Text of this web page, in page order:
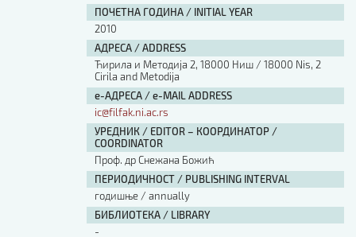
ПРЕТРАГА ИЗДАЊА
Наслов или део наслова
ПОЧЕТНА ГОДИНА / INITIAL YEAR
2010
АДРЕСА / ADDRESS
Ћирила и Методија 2, 18000 Ниш / 18000 Nis, 2
Cirila and Metodija
е-АДРЕСА / e-MAIL ADDRESS
ic@filfak.ni.ac.rs
УРЕДНИК / EDITOR – КООРДИНАТОР /
COORDINATOR
Проф. др Снежана Божић
ПЕРИОДИЧНОСТ / PUBLISHING INTERVAL
годишње / annually
БИБЛИОТЕКА / LIBRARY
-